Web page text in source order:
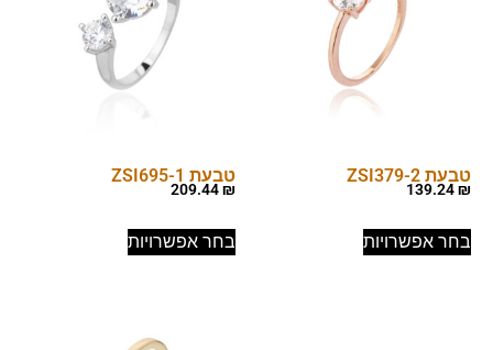
טבעת ZSI379-2
139.24₪
בחר אפשרויות
טבעת ZSI695-1
209.44₪
בחר אפשרויות